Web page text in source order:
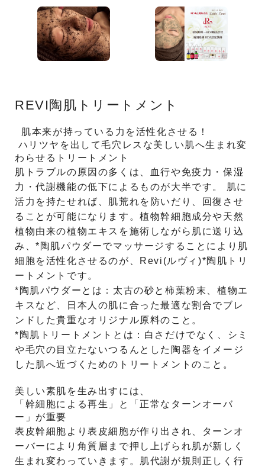
REVI陶肌トリートメント
肌本来が持っている力を活性化させる！
ハリツヤを出して毛穴レスな美しい肌へ生まれ変
わらせるトリートメント
肌トラブルの原因の多くは、血行や免疫力・保湿
力・代謝機能の低下によるものが大半です。 肌に
活力を持たせれば、肌荒れを防いだり、回復させ
ることが可能になります。植物幹細胞成分や天然
植物由来の植物エキスを施術しながら肌に送り込
み、*陶肌パウダーでマッサージすることにより肌
細胞を活性化させるのが、Revi(ルヴィ)*陶肌トリ
ートメントです。
*陶肌パウダーとは：太古の砂と柿葉粉末、植物エ
キスなど、日本人の肌に合った最適な割合でブレ
ンドした貴重なオリジナル原料のこと。
*陶肌トリートメントとは：白さだけでなく、シミ
や毛穴の目立たないつるんとした陶器をイメージ
した肌へ近づくためのトリートメントのこと。
美しい素肌を生み出すには、
「幹細胞による再生」と「正常なターンオーバ
ー」が重要
表皮幹細胞より表皮細胞が作り出され、ターンオ
ーバーにより角質層まで押し上げられ肌が新しく
生まれ変わっていきます。肌代謝が規則正しく行